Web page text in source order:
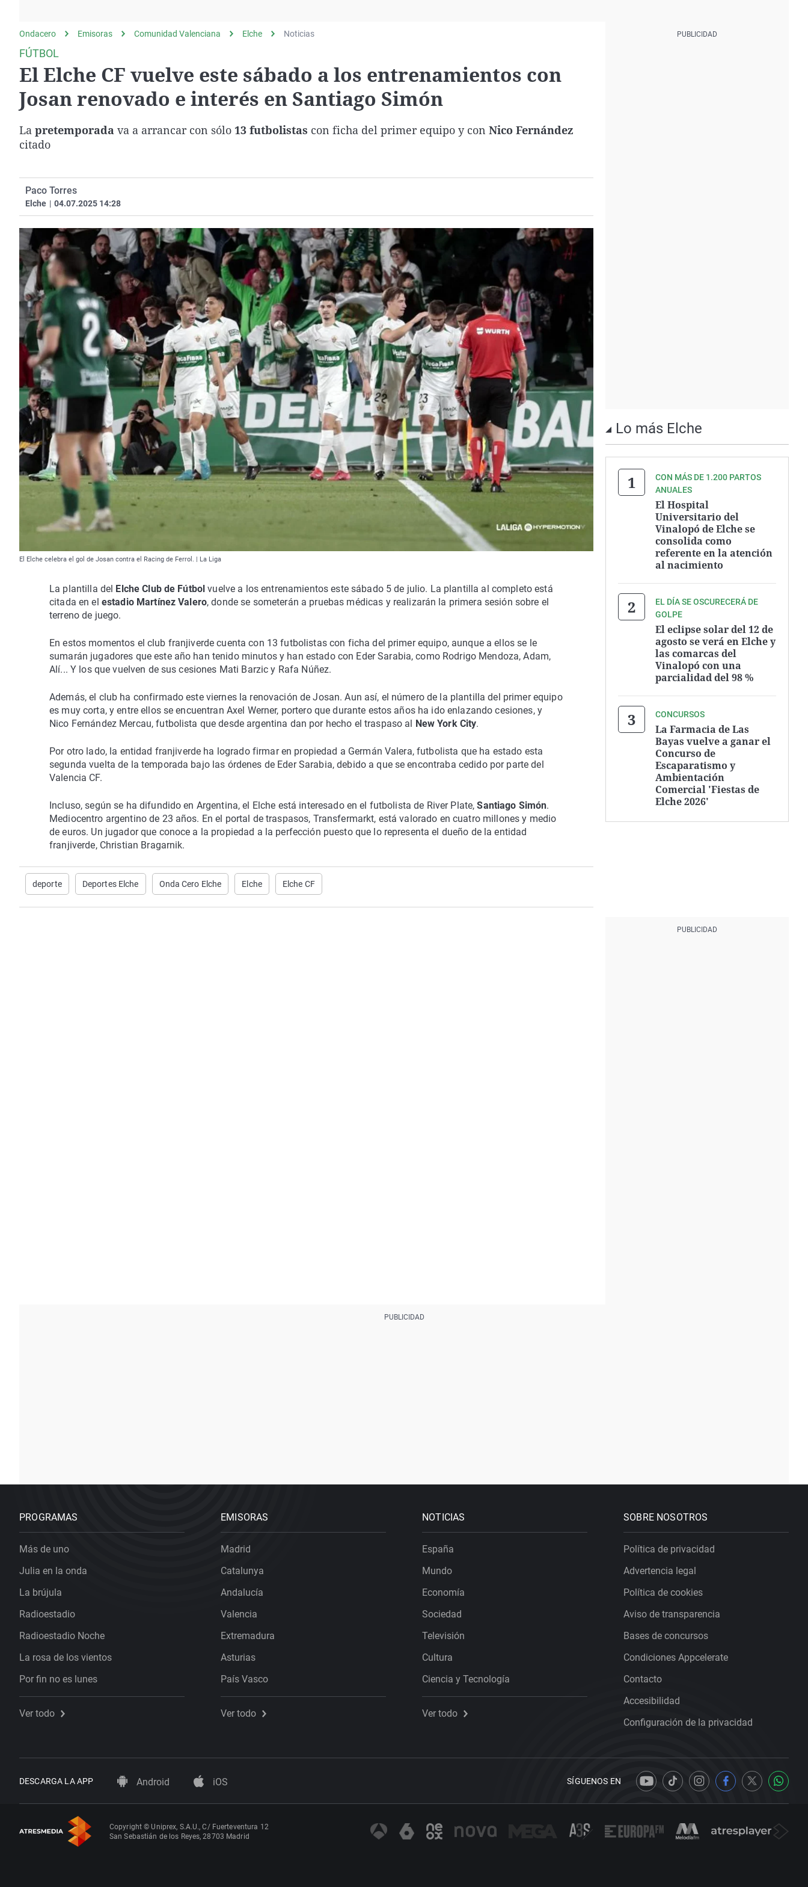
Operación Viuda
Negra
Ondacero Emisoras Comunidad Valenciana Elche Noticias
FÚTBOL
El Elche CF vuelve este sábado a los entrenamientos con
Josan renovado e interés en Santiago Simón
La pretemporada va a arrancar con sólo 13 futbolistas con ficha del primer equipo y con Nico Fernández
citado
Paco Torres
Elche | 04.07.2025 14:28
El Elche celebra el gol de Josan contra el Racing de Ferrol. | La Liga
La plantilla del Elche Club de Fútbolvuelve a los entrenamientos este sábado 5 de julio. La plantilla al completo está
citada en el estadio Martínez Valero, donde se someterán a pruebas médicas y realizarán la primera sesión sobre el
terreno de juego.
En estos momentos el club franjiverde cuenta con 13 futbolistas con ficha del primer equipo, aunque a ellos se le
sumarán jugadores que este año han tenido minutos y han estado con Eder Sarabia, como Rodrigo Mendoza, Adam,
Alí... Y los que vuelven de sus cesiones Mati Barzic y Rafa Núñez.
Además, el club ha confirmado este viernes la renovación de Josan. Aun así, el número de la plantilla del primer equipo
es muy corta, y entre ellos se encuentran Axel Werner, portero que durante estos años ha ido enlazando cesiones, y
Nico Fernández Mercau, futbolista que desde argentina dan por hecho el traspaso al
New York City.
Por otro lado, la entidad franjiverde ha logrado firmar en propiedad a Germán Valera, futbolista que ha estado esta
segunda vuelta de la temporada bajo las órdenes de Eder Sarabia, debido a que se encontraba cedido por parte del
Valencia CF.
Incluso, según se ha difundido en Argentina, el Elche está interesado en el futbolista de River Plate,Santiago Simón.
Mediocentro argentino de 23 años. En el portal de traspasos, Transfermarkt, está valorado en cuatro millones y medio
de euros. Un jugador que conoce a la propiedad a la perfección puesto que lo representa el dueño de la entidad
franjiverde, Christian Bragarnik.
deporte Deportes Elche Onda Cero Elche Elche Elche CF
Lo más Elche
CON MÁS DE 1.200 PARTOS
ANUALES
El Hospital
Universitario del
Vinalopó de Elche se
consolida como
referente en la atención
al nacimiento
EL DÍA SE OSCURECERÁ DE
GOLPE
El eclipse solar del 12 de
agosto se verá en Elche y
las comarcas del
Vinalopó con una
parcialidad del 98 %
CONCURSOS
La Farmacia de Las
Bayas vuelve a ganar el
Concurso de
Escaparatismo y
Ambientación
Comercial 'Fiestas de
Elche 2026'
PROGRAMAS
Más de uno
Julia en la onda
La brújula
Radioestadio
Radioestadio Noche
La rosa de los vientos
Por fin no es lunes
Ver todo
EMISORAS
Madrid
Catalunya
Andalucía
Valencia
Extremadura
Asturias
País Vasco
Ver todo
NOTICIAS
España
Mundo
Economía
Sociedad
Televisión
Cultura
Ciencia y Tecnología
Ver todo
SOBRE NOSOTROS
Política de privacidad
Advertencia legal
Política de cookies
Aviso de transparencia
Bases de concursos
Condiciones Appcelerate
Contacto
Accesibilidad
Configuración de la privacidad
DESCARGA LA APP Android iOS SÍGUENOS EN
Copyright © Uniprex, S.A.U., C/ Fuerteventura 12
San Sebastián de los Reyes, 28703 Madrid